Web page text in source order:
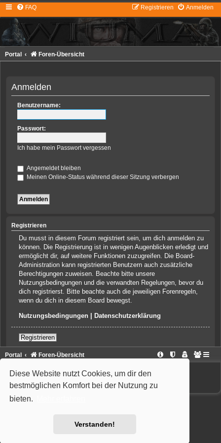
Diese Website nutzt Cookies, um dir den
bestmöglichen Komfort bei der Nutzung zu
bieten.
Verstanden!
FAQ Anmelden
Registrieren
Portal Foren-Übersicht
Anmelden
Benutzername:
Passwort:
Ich habe mein Passwort vergessen
Angemeldet bleiben
Meinen Online-Status während dieser Sitzung verbergen
Registrieren
Du musst in diesem Forum registriert sein, um dich anmelden zu
können. Die Registrierung ist in wenigen Augenblicken erledigt und
ermöglicht dir, auf weitere Funktionen zuzugreifen. Die Board-
Administration kann registrierten Benutzern auch zusätzliche
Berechtigungen zuweisen. Beachte bitte unsere
Nutzungsbedingungen und die verwandten Regelungen, bevor du
dich registrierst. Bitte beachte auch die jeweiligen Forenregeln,
wenn du dich in diesem Board bewegst.
Nutzungsbedingungen| Datenschutzerklärung
Registrieren
Portal Foren-Übersicht
Deutsche Übersetzung durchphpBB.de